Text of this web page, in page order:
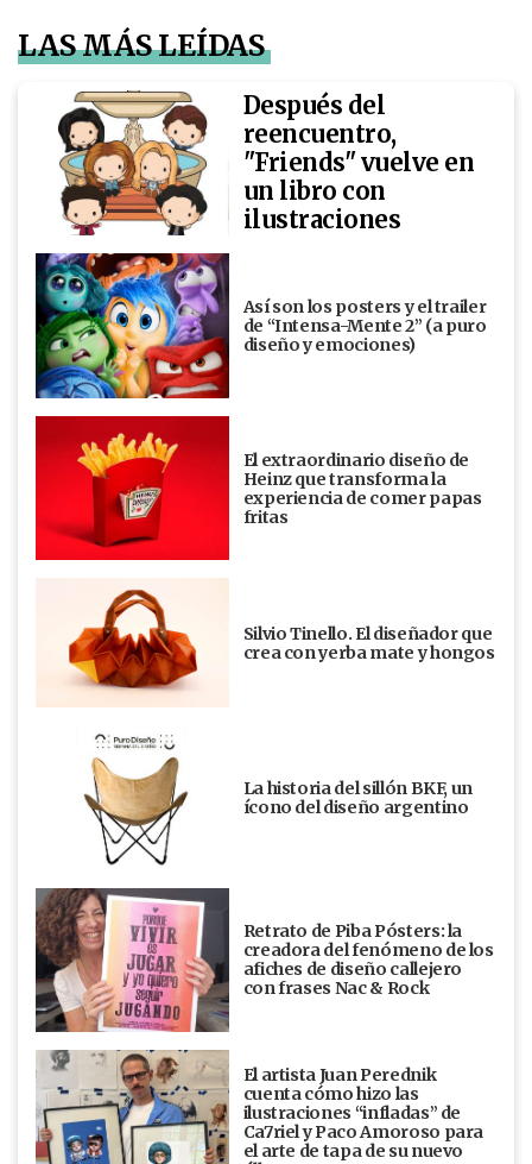
LAS MÁS LEÍDAS
Después del
reencuentro,
"Friends" vuelve en
un libro con
ilustraciones
Así son los posters y el trailer
de “Intensa-Mente 2” (a puro
diseño y emociones)
El extraordinario diseño de
Heinz que transforma la
experiencia de comer papas
fritas
Silvio Tinello. El diseñador que
crea con yerba mate y hongos
La historia del sillón BKF, un
ícono del diseño argentino
Retrato de Piba Pósters: la
creadora del fenómeno de los
afiches de diseño callejero
con frases Nac & Rock
El artista Juan Perednik
cuenta cómo hizo las
ilustraciones “infladas” de
Ca7riel y Paco Amoroso para
el arte de tapa de su nuevo